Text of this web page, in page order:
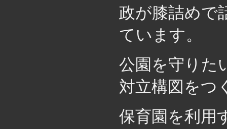
政が膝詰めで
ています。
公園を守りた
対立構図をつ
保育園を利用